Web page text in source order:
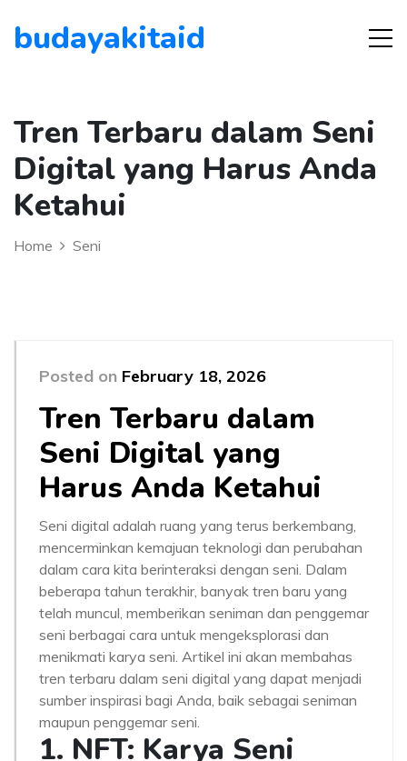
budayakitaid
Tren Terbaru dalam Seni
Digital yang Harus Anda
Ketahui
Home Seni
Posted on February 18, 2026
Tren Terbaru dalam
Seni Digital yang
Harus Anda Ketahui
Seni digital adalah ruang yang terus berkembang,
mencerminkan kemajuan teknologi dan perubahan
dalam cara kita berinteraksi dengan seni. Dalam
beberapa tahun terakhir, banyak tren baru yang
telah muncul, memberikan seniman dan penggemar
seni berbagai cara untuk mengeksplorasi dan
menikmati karya seni. Artikel ini akan membahas
tren terbaru dalam seni digital yang dapat menjadi
sumber inspirasi bagi Anda, baik sebagai seniman
maupun penggemar seni.
1. NFT: Karya Seni